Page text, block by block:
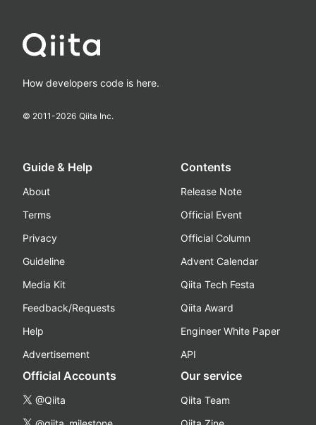
How developers code is here.
© 2011-2026 Qiita Inc.
Guide & Help
About
Terms
Privacy
Guideline
Media Kit
Feedback/Requests
Help
Advertisement
Contents
Release Note
Official Event
Official Column
Advent Calendar
Qiita Tech Festa
Qiita Award
Engineer White Paper
API
Official Accounts
@Qiita
Our service
Qiita Team